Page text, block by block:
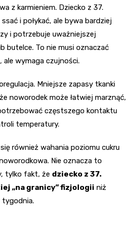
z karmieniem. Dziecko z 37.
i połykać, ale bywa bardziej
i potrzebuje uważniejszej
butelce. To nie musi oznaczać
wymaga czujności.
Mniejsze zapasy tkanki
noworodek może łatwiej marznąć,
częstszego kontaktu
temperatury.
również wahania poziomu cukru
Nie oznacza to
tylko fakt, że dziecko z 37.
„na granicy” fizjologii niż
tygodnia.